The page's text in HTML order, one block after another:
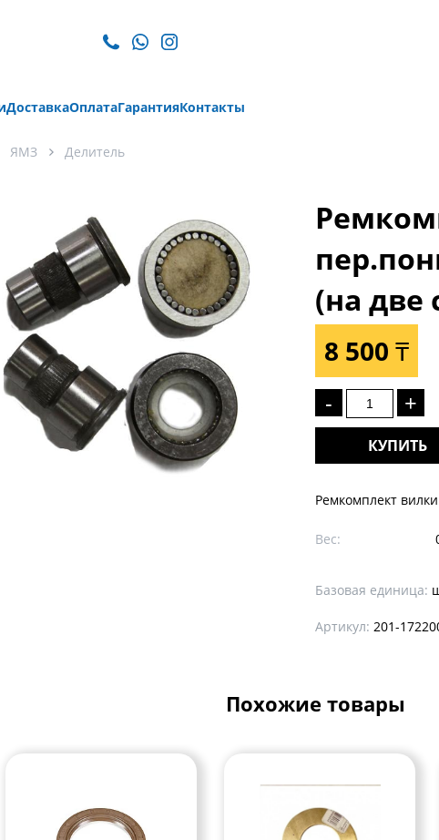
ДоставкаОплатаГарантияКонтакты
ЯМЗ Делитель
(на две
8 500 ₸
- +
КУПИТЬ
Ремкомплект
Вес:
Базовая единица:
Артикул: 201-
Похожие товары